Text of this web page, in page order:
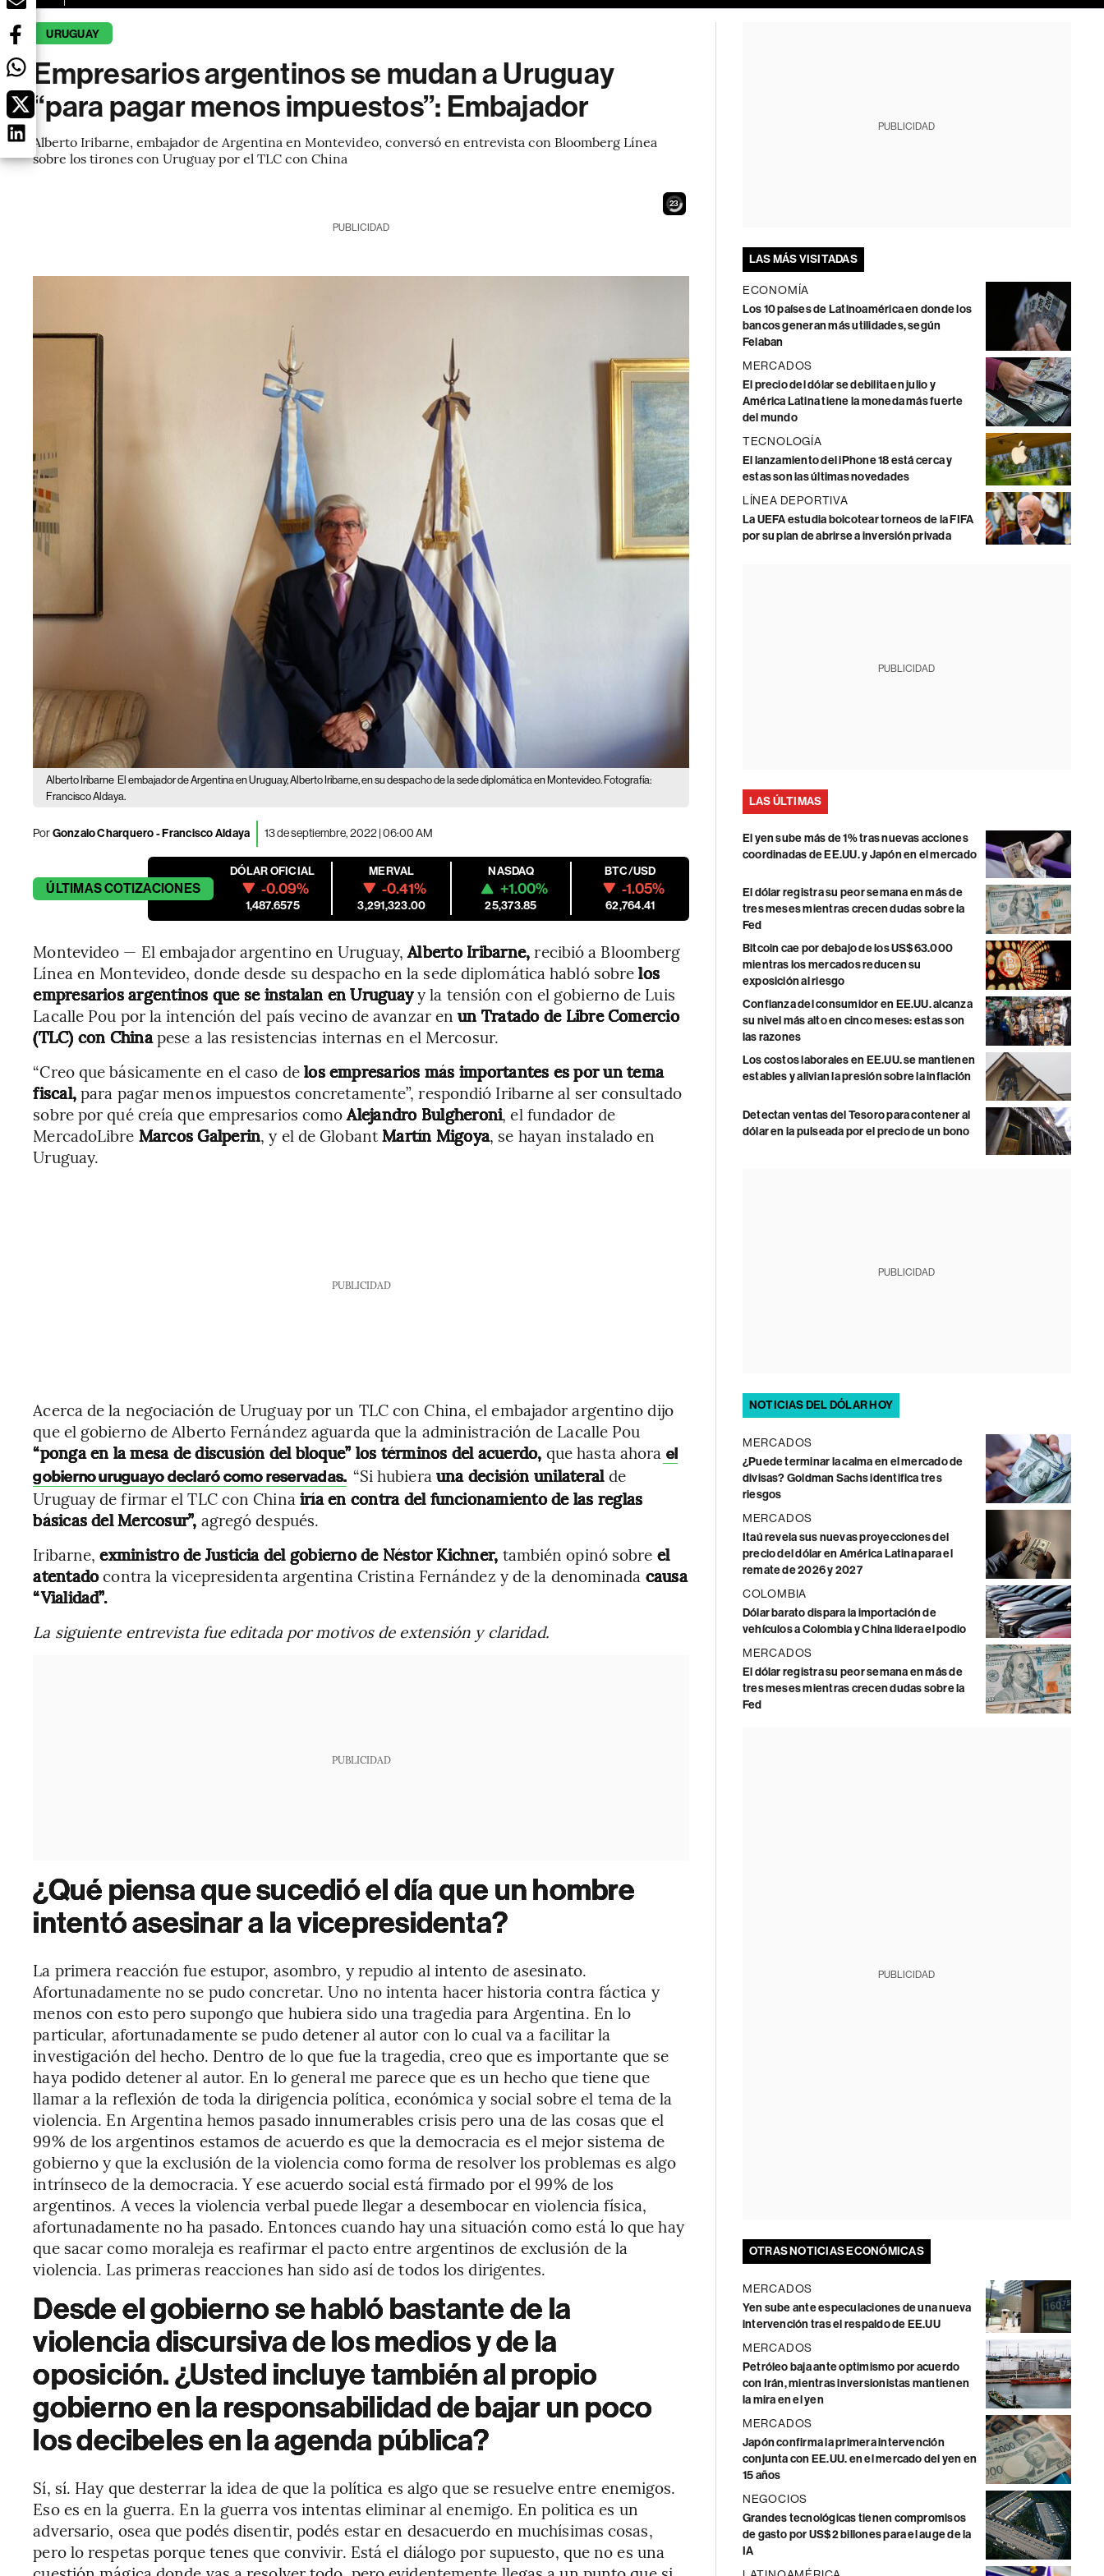
URUGUAY
Empresarios argentinos se mudan a Uruguay
“para pagar menos impuestos”: Embajador
Alberto Iribarne, embajador de Argentina en Montevideo, conversó en entrevista con Bloomberg Línea
sobre los tirones con Uruguay por el TLC con China
22
PUBLICIDAD
Alberto Iribarne El embajador de Argentina en Uruguay, Alberto Iribarne, en su despacho de la sede diplomática en Montevideo. Fotografía:
Francisco Aldaya.
PorGonzalo Charquero-Francisco Aldaya 13 de septiembre, 2022 | 06:00 AM
ÚLTIMASCOTIZACIONES
DÓLAR OFICIAL
-0.09%
1,487.6575
MERVAL
-0.41%
3,291,323.00
NASDAQ
+1.00%
25,373.85
BTC/USD
-1.05%
62,764.41
Montevideo — El embajador argentino en Uruguay,Alberto Iribarne,recibió a Bloomberg
Línea en Montevideo, donde desde su despacho en la sede diplomática habló sobrelos
empresarios argentinos que se instalan en Uruguayy la tensión con el gobierno de Luis
Lacalle Pou por la intención del país vecino de avanzar enun Tratado de Libre Comercio
(TLC) con Chinapese a las resistencias internas en el Mercosur.
“Creo que básicamente en el caso delos empresarios más importantes es por un tema
fiscal,para pagar menos impuestos concretamente”, respondió Iribarne al ser consultado
sobre por qué creía que empresarios comoAlejandro Bulgheroni, el fundador de
MercadoLibre Marcos Galperin, y el de GlobantMartín Migoya, se hayan instalado en
Uruguay.
PUBLICIDAD
Acerca de la negociación de Uruguay por un TLC con China, el embajador argentino dijo
que el gobierno de Alberto Fernández aguarda que la administración de Lacalle Pou
“ponga en la mesa de discusión del bloque” los términos del acuerdo, que hasta ahora el
gobierno uruguayo declaró como reservadas. “Si hubiera una decisión unilateralde
Uruguay de firmar el TLC con China iría en contra del funcionamiento de las reglas
básicas del Mercosur”, agregó después.
Iribarne, exministro de Justicia del gobierno de Néstor Kichner, también opinó sobre el
atentadocontra la vicepresidenta argentina Cristina Fernández y de la denominada causa
“Vialidad”.
La siguiente entrevista fue editada por motivos de extensión y claridad.
PUBLICIDAD
¿Qué piensa que sucedió el día que un hombre
intentó asesinar a la vicepresidenta?
La primera reacción fue estupor, asombro, y repudio al intento de asesinato.
Afortunadamente no se pudo concretar. Uno no intenta hacer historia contra fáctica y
menos con esto pero supongo que hubiera sido una tragedia para Argentina. En lo
particular, afortunadamente se pudo detener al autor con lo cual va a facilitar la
investigación del hecho. Dentro de lo que fue la tragedia, creo que es importante que se
haya podido detener al autor. En lo general me parece que es un hecho que tiene que
llamar a la reflexión de toda la dirigencia política, económica y social sobre el tema de la
violencia. En Argentina hemos pasado innumerables crisis pero una de las cosas que el
99% de los argentinos estamos de acuerdo es que la democracia es el mejor sistema de
gobierno y que la exclusión de la violencia como forma de resolver los problemas es algo
intrínseco de la democracia. Y ese acuerdo social está firmado por el 99% de los
argentinos. A veces la violencia verbal puede llegar a desembocar en violencia física,
afortunadamente no ha pasado. Entonces cuando hay una situación como está lo que hay
que sacar como moraleja es reafirmar el pacto entre argentinos de exclusión de la
violencia. Las primeras reacciones han sido así de todos los dirigentes.
Desde el gobierno se habló bastante de la
violencia discursiva de los medios y de la
oposición. ¿Usted incluye también al propio
gobierno en la responsabilidad de bajar un poco
los decibeles en la agenda pública?
Sí, sí. Hay que desterrar la idea de que la política es algo que se resuelve entre enemigos.
Eso es en la guerra. En la guerra vos intentas eliminar al enemigo. En politica es un
adversario, osea que podés disentir, podés estar en desacuerdo en muchísimas cosas,
pero lo respetas porque tenes que convivir. Está el diálogo por supuesto, que no es una
PUBLICIDAD
LAS MÁS VISITADAS
ECONOMÍA
Los 10 países de Latinoamérica en donde los
bancos generan más utilidades, según
Felaban
MERCADOS
El precio del dólar se debilita en julio y
América Latina tiene la moneda más fuerte
del mundo
TECNOLOGÍA
El lanzamiento del iPhone 18 está cerca y
estas son las últimas novedades
LÍNEA DEPORTIVA
La UEFA estudia boicotear torneos de la FIFA
por su plan de abrirse a inversión privada
PUBLICIDAD
LAS ÚLTIMAS
El yen sube más de 1% tras nuevas acciones
coordinadas de EE.UU. y Japón en el mercado
El dólar registra su peor semana en más de
tres meses mientras crecen dudas sobre la
Fed
Bitcoin cae por debajo de los US$63.000
mientras los mercados reducen su
exposición al riesgo
Confianza del consumidor en EE.UU. alcanza
su nivel más alto en cinco meses: estas son
las razones
Los costos laborales en EE.UU. se mantienen
estables y alivian la presión sobre la inflación
Detectan ventas del Tesoro para contener al
dólar en la pulseada por el precio de un bono
PUBLICIDAD
NOTICIAS DEL DÓLAR HOY
MERCADOS
¿Puede terminar la calma en el mercado de
divisas? Goldman Sachs identifica tres
riesgos
MERCADOS
Itaú revela sus nuevas proyecciones del
precio del dólar en América Latina para el
remate de 2026 y 2027
COLOMBIA
Dólar barato dispara la importación de
vehículos a Colombia y China lidera el podio
MERCADOS
El dólar registra su peor semana en más de
tres meses mientras crecen dudas sobre la
Fed
PUBLICIDAD
OTRAS NOTICIAS ECONÓMICAS
MERCADOS
Yen sube ante especulaciones de una nueva
intervención tras el respaldo de EE.UU
MERCADOS
Petróleo baja ante optimismo por acuerdo
con Irán, mientras inversionistas mantienen
la mira en el yen
MERCADOS
Japón confirma la primera intervención
conjunta con EE.UU. en el mercado del yen en
15 años
NEGOCIOS
Grandes tecnológicas tienen compromisos
de gasto por US$2 billones para el auge de la
IA